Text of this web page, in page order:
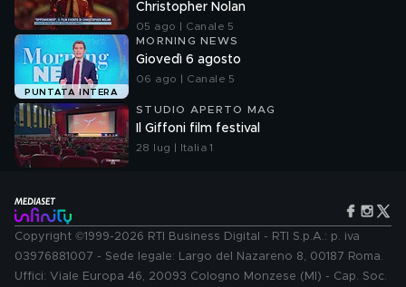
Christopher Nolan
05 ago | Canale 5
PUNTATA INTERA
MORNING NEWS
Giovedì 6 agosto
06 ago | Canale 5
STUDIO APERTO MAG
Il Giffoni film festival
28 lug | Italia 1
Copyright ©1999-2026 RTI Business Digital - RTI S.p.A.: p. iva
03976881007 - Sede legale: Largo del Nazareno 8, 00187 Roma.
Uffici: Viale Europa 46, 20093 Cologno Monzese (MI) - Cap. Soc.